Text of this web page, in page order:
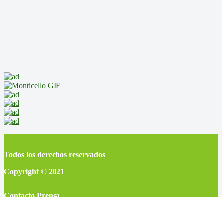
Todos los derechos reservados
Copyright © 2021